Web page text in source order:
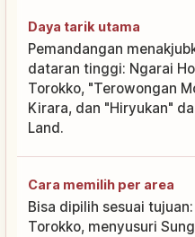
Daya tarik utama
Pemandangan
dataran tinggi: Ngarai
Torokko, "Terowongan
Kirara, dan "Hiryukan"
Land.
Cara memilih per area
Bisa dipilih sesuai
Torokko, menyusuri